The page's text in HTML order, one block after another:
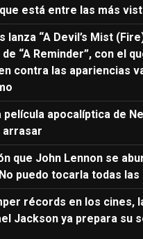
está entre las más
lanza “A Devil’s Mist
“A Reminder”, con el
contra las apariencias
película apocalíptica de
arrasar
que John Lennon se
puedo tocarla todas las
récords en los cines,
Jackson ya prepara su